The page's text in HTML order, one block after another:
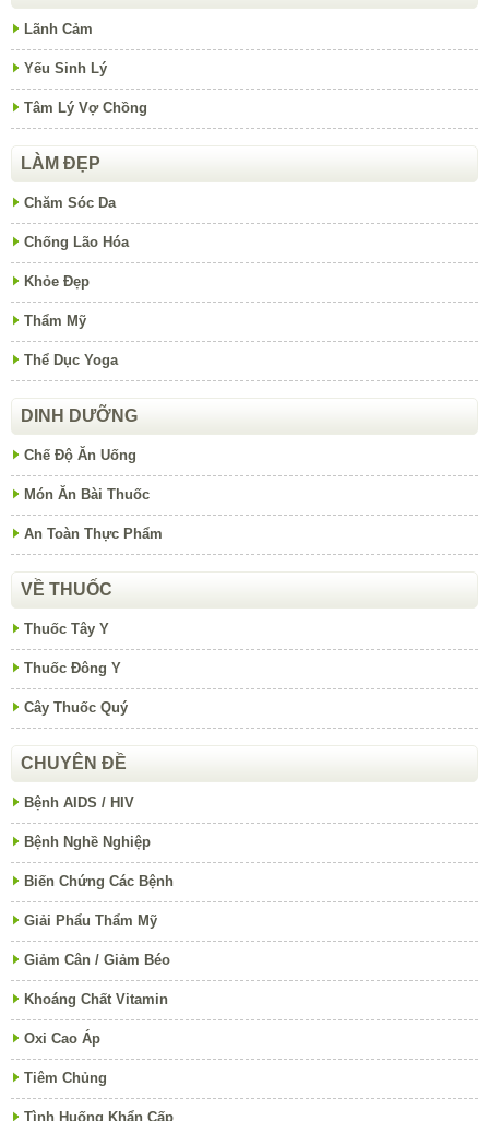
Lãnh Cảm
Yếu Sinh Lý
Tâm Lý Vợ Chồng
LÀM ĐẸP
Chăm Sóc Da
Chống Lão Hóa
Khỏe Đẹp
Thẩm Mỹ
Thể Dục Yoga
DINH DƯỠNG
Chế Độ Ăn Uống
Món Ăn Bài Thuốc
An Toàn Thực Phẩm
VỀ THUỐC
Thuốc Tây Y
Thuốc Đông Y
Cây Thuốc Quý
CHUYÊN ĐỀ
Bệnh AIDS / HIV
Bệnh Nghề Nghiệp
Biến Chứng Các Bệnh
Giải Phẩu Thẩm Mỹ
Giảm Cân / Giảm Béo
Khoáng Chất Vitamin
Oxi Cao Áp
Tiêm Chủng
Tình Huống Khẩn Cấp